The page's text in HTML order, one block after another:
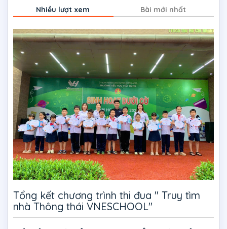
Nhiều lượt xem Bài mới nhất
Tổng kết chương trình thi đua " Truy tìm
nhà Thông thái VNESCHOOL"